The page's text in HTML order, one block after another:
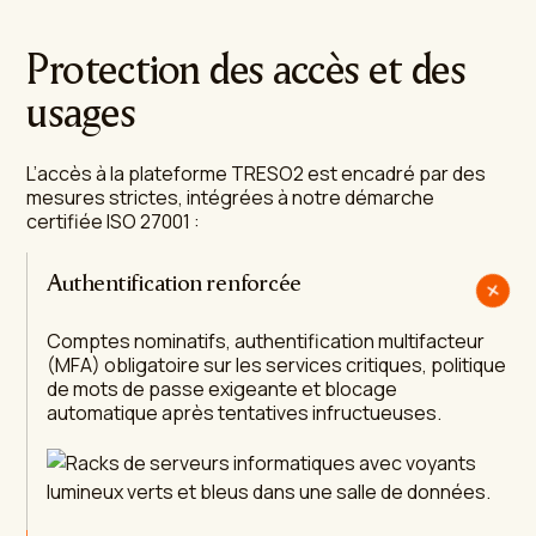
Protection des accès et des
usages
L’accès à la plateforme TRESO2 est encadré par des
mesures strictes, intégrées à notre démarche
certifiée ISO 27001 :
Authentification renforcée
Comptes nominatifs, authentification multifacteur
(MFA) obligatoire sur les services critiques, politique
de mots de passe exigeante et blocage
automatique après tentatives infructueuses.
Moindre privilège
Les droits d’accès sont limités au strict nécessaire,
systématiquement en cas de départ ou de
changement de fonction.